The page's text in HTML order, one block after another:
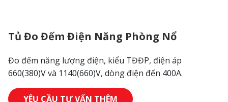
Tủ Đo Đếm Điện Năng Phòng Nổ
Đo đếm năng lượng điện, kiểu TĐĐP, điện áp
660(380)V và 1140(660)V, dòng điện đến 400A.
YÊU CẦU TƯ VẤN THÊM